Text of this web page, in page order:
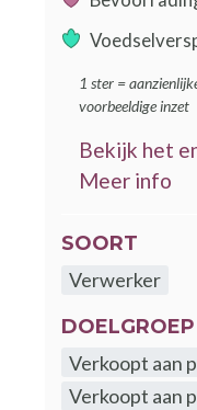
1 ster =
voorbeeldige inzet
Bekijk het
Meer info
SOORT
Verwerker
DOELGROEP
Verkoopt aan
Verkoopt aan